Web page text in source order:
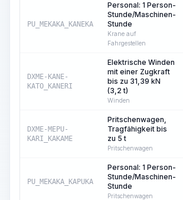
PU_MEKAKA_KANEKA
Personal: 1 Person-
Stunde/Maschinen-
Stunde
Krane auf
Fahrgestellen
DXME-KANE-
KATO_KANERI
Elektrische Winden
mit einer Zugkraft
bis zu 31,39 kN
(3,2 t)
Winden
DXME-MEPU-
KARI_KAKAME
Pritschenwagen,
Tragfähigkeit bis
zu 5 t
Pritschenwagen
PU_MEKAKA_KAPUKA
Personal: 1 Person-
Stunde/Maschinen-
Stunde
Pritschenwagen